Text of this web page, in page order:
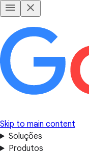
Skip to main content
Soluções
Produtos